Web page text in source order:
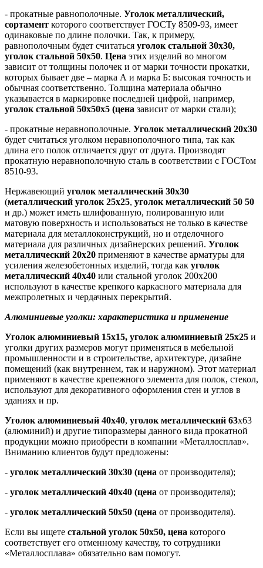
- прокатные равнополочные. Уголок металлический,
сортамент которого соответствует ГОСТу 8509-93, имеет
одинаковые по длине полочки. Так, к примеру,
равнополочным будет считаться уголок стальной 30х30,
уголок стальной 50х50. Цена этих изделий во многом
зависит от толщины полочек и от марки точности прокатки,
которых бывает две – марка А и марка Б: высокая точность и
обычная соответственно. Толщина материала обычно
указывается в маркировке последней цифрой, например,
уголок стальной 50х50х5 (цена зависит от марки стали);
- прокатные неравнополочные. Уголок металлический 20х30
будет считаться уголком неравнополочного типа, так как
длина его полок отличается друг от друга. Производят
прокатную неравнополочную сталь в соответствии с ГОСТом
8510-93.
Нержавеющий уголок металлический 30х30
(металлический уголок 25х25, уголок металлический 50 50
и др.) может иметь шлифованную, полированную или
матовую поверхность и использоваться не только в качестве
материала для металлоконструкций, но и отделочного
материала для различных дизайнерских решений. Уголок
металлический 20х20 применяют в качестве арматуры для
усиления железобетонных изделий, тогда как уголок
металлический 40х40 или стальной уголок 200х200
используют в качестве крепкого каркасного материала для
межпролетных и чердачных перекрытий.
Алюминиевые уголки: характеристика и применение
Уголок алюминиевый 15х15, уголок алюминиевый 25х25 и
уголки других размеров могут применяться в мебельной
промышленности и в строительстве, архитектуре, дизайне
помещений (как внутреннем, так и наружном). Этот материал
применяют в качестве крепежного элемента для полок, стекол,
используют для декоративного оформления стен и углов в
зданиях и пр.
Уголок алюминиевый 40х40, уголок металлический 63х63
(алюминий) и другие типоразмеры данного вида прокатной
продукции можно приобрести в компании «Металлосплав».
Вниманию клиентов будут предложены:
- уголок металлический 30х30 (цена от производителя);
- уголок металлический 40х40 (цена от производителя);
- уголок металлический 50х50 (цена от производителя).
Если вы ищете стальной уголок 50х50, цена которого
соответствует его отменному качеству, то сотрудники
«Металлосплава» обязательно вам помогут.